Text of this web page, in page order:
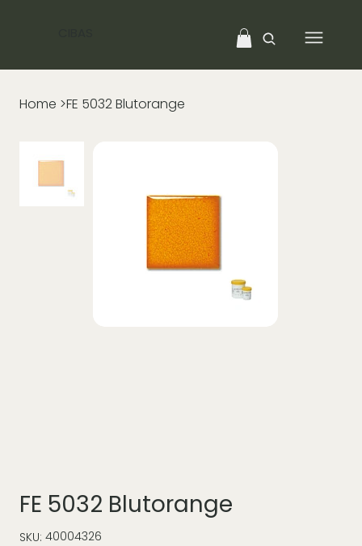
Home >FE 5032 Blutorange
FE 5032 Blutorange
SKU:
SKU
40004326
40004326